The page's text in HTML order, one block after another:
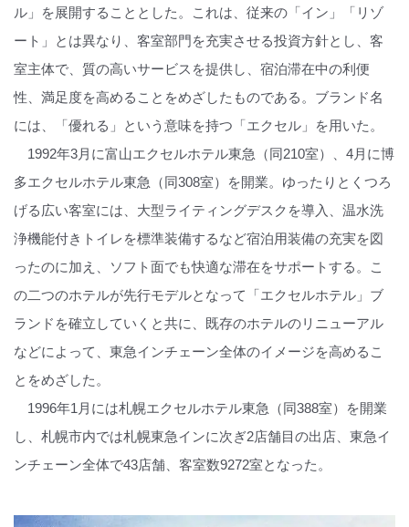
ル」を展開することとした。これは、従来の「イン」「リゾ
ート」とは異なり、客室部門を充実させる投資方針とし、客
室主体で、質の高いサービスを提供し、宿泊滞在中の利便
性、満足度を高めることをめざしたものである。ブランド名
には、「優れる」という意味を持つ「エクセル」を用いた。
1992年3月に富山エクセルホテル東急（同210室）、4月に博
多エクセルホテル東急（同308室）を開業。ゆったりとくつろ
げる広い客室には、大型ライティングデスクを導入、温水洗
浄機能付きトイレを標準装備するなど宿泊用装備の充実を図
ったのに加え、ソフト面でも快適な滞在をサポートする。こ
の二つのホテルが先行モデルとなって「エクセルホテル」ブ
ランドを確立していくと共に、既存のホテルのリニューアル
などによって、東急インチェーン全体のイメージを高めるこ
とをめざした。
1996年1月には札幌エクセルホテル東急（同388室）を開業
し、札幌市内では札幌東急インに次ぎ2店舗目の出店、東急イ
ンチェーン全体で43店舗、客室数9272室となった。